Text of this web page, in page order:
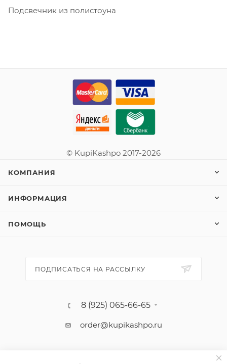
Подсвечник из полистоуна
© KupiKashpo 2017-2026
КОМПАНИЯ
ИНФОРМАЦИЯ
ПОМОЩЬ
ПОДПИСАТЬСЯ НА РАССЫЛКУ
8 (925) 065-66-65
order@kupikashpo.ru